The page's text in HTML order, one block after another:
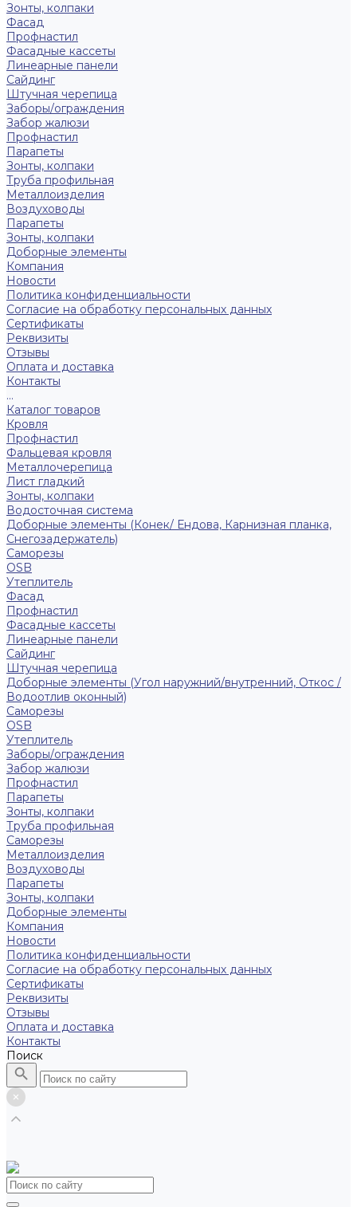
Зонты, колпаки
Фасад
Профнастил
Фасадные кассеты
Линеарные панели
Сайдинг
Штучная черепица
Заборы/ограждения
Забор жалюзи
Профнастил
Парапеты
Зонты, колпаки
Труба профильная
Металлоизделия
Воздуховоды
Парапеты
Зонты, колпаки
Доборные элементы
Компания
Новости
Политика конфиденциальности
Согласие на обработку персональных данных
Сертификаты
Реквизиты
Отзывы
Оплата и доставка
Контакты
...
Каталог товаров
Кровля
Профнастил
Фальцевая кровля
Металлочерепица
Лист гладкий
Зонты, колпаки
Водосточная система
Доборные элементы (Конек/ Ендова, Карнизная планка,
Снегозадержатель)
Саморезы
ОSB
Утеплитель
Фасад
Профнастил
Фасадные кассеты
Линеарные панели
Сайдинг
Штучная черепица
Доборные элементы (Угол наружний/внутренний, Откос /
Водоотлив оконный)
Саморезы
OSB
Утеплитель
Заборы/ограждения
Забор жалюзи
Профнастил
Парапеты
Зонты, колпаки
Труба профильная
Саморезы
Металлоизделия
Воздуховоды
Парапеты
Зонты, колпаки
Доборные элементы
Компания
Новости
Политика конфиденциальности
Согласие на обработку персональных данных
Сертификаты
Реквизиты
Отзывы
Оплата и доставка
Контакты
Поиск